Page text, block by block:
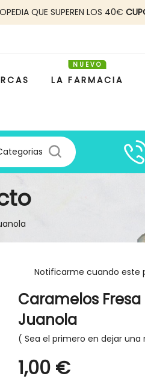
QUE SUPEREN LOS 40€
LA FARMACIA
Notificarme cuando este
Caramelos
Juanola
Sea el primero en dejar
1,00 €